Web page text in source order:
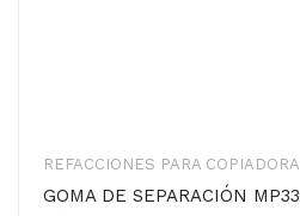
REFACCIONES PARA
GOMA DE SEPARACIÓN